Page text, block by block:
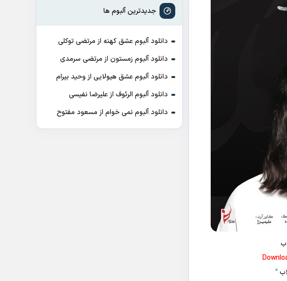
“
جدیدترین آلبوم ها
دانلود آلبوم عشق کهنه از مرتضی توکلی
دانلود آلبوم زمستون از مرتضی سرمدی
دانلود آلبوم عشق هیولایی از وحید بیرام
دانلود آلبوم الرئوف از علیرضا نفیسی
دانلود آلبوم نمی خوام از مسعود مفتوح